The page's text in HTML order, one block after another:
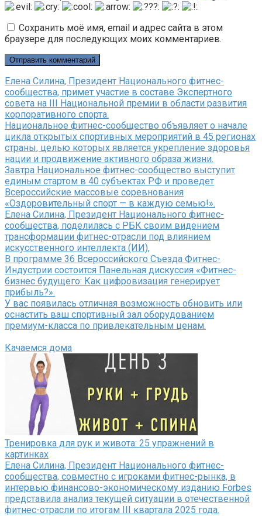
Сохранить моё имя, email и адрес сайта в этом
браузере для последующих моих комментариев.
Елена Силина, Президент Национального фитнес-
сообщества, примет участие в составе Экспертного
совета на III Национальной премии в области развития
корпоративного спорта.
Национальное фитнес-сообщество объявляет о начале
цикла открытых спортивных мероприятий в 45 регионах
страны, целью которых является укрепление здоровья
нации и продвижение активного образа жизни.
Завтра Национальное фитнес-сообщество выступит
единым стартом в 40 субъектах РФ и проведет
Всероссийские массовые соревнования
«Оздоровительный спорт — в каждую семью!».
Елена Силина, Президент Национального фитнес-
сообщества, поделилась с РБК своим видением
трансформации фитнес-отрасли под влиянием
искусственного интеллекта (ИИ),
В программе 36 Всероссийского Съезда Фитнес-
Индустрии состоится Панельная дискуссия «Фитнес-
бизнес будущего: Как цифровизация генерирует
прибыль?».
У вас появилась отличная возможность обновить или
оснастить ваш спортивный зал оборудованием
премиум-класса по привлекательным ценам.
Качаемся дома
Тренировка для рук и живота: 25 упражнений в
картинках
Елена Силина, Президент Национального фитнес-
сообщества, совместно с игроками фитнес-рынка, в
интервью финансово-экономическому изданию Forbes
представила анализ текущей ситуации в отечественной
фитнес-отрасли по итогам III квартала 2025 года.